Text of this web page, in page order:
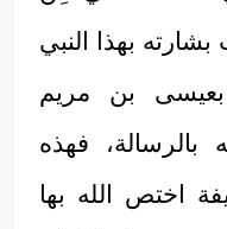
بهذا النبي
بعيسى بن مريم
بالرسالة، فهذه
اختص الله بها